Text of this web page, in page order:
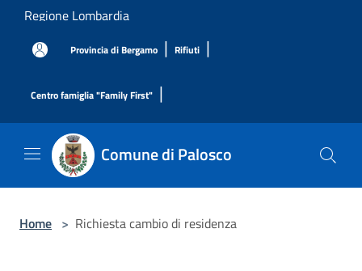
Salta al contenuto principale
Regione Lombardia
Provincia di Bergamo | Rifiuti |
Centro famiglia "Family First" |
Comune di Palosco
Home > Richiesta cambio di residenza